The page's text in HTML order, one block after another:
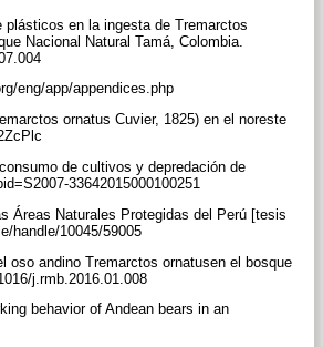
en la ingesta de Tremarctos
Nacional Natural Tamá, Colombia.
eng/app/appendices.php
ornatus Cuvier, 1825) en el noreste
de cultivos y depredación de
33642015000100251
Áreas Naturales Protegidas del Perú [tesis
handle/10045/59005
oso andino Tremarctos ornatusen el bosque
j.rmb.2016.01.008
behavior of Andean bears in an